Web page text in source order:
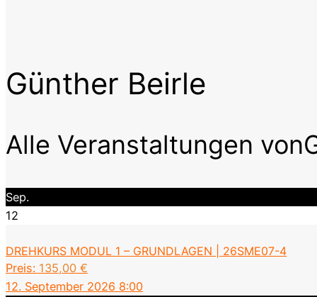
Günther Beirle
Alle Veranstaltungen
Sep.
12
DREHKURS MODUL 1 – GRUNDLAGEN | 26SME07-4
Preis: 135,00 €
12. September 2026 8:00